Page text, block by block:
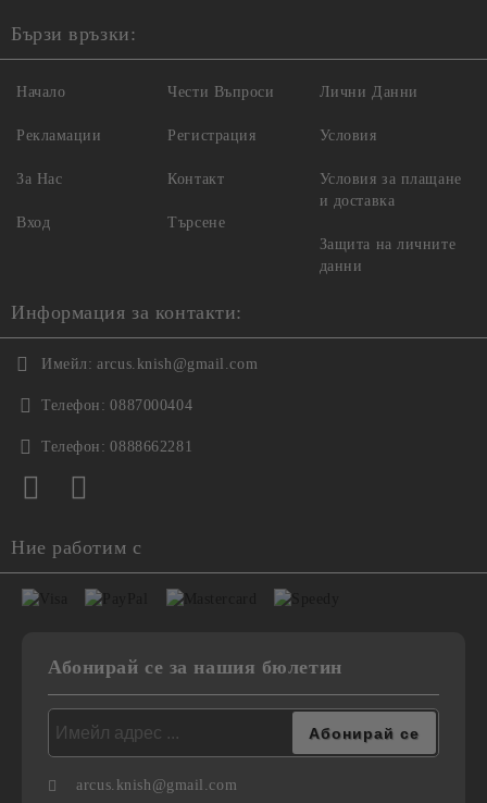
Бързи връзки:
Начало
Рекламации
За Нас
Вход
Чести Въпроси
Регистрация
Контакт
Търсене
Лични Данни
Условия
Условия за плащане
и доставка
Защита на личните
данни
Информация за контакти:
Имейл: arcus.knish@gmail.com
Телефон: 0887000404
Телефон: 0888662281
Ние работим с
Абонирай се за нашия бюлетин
arcus.knish@gmail.com